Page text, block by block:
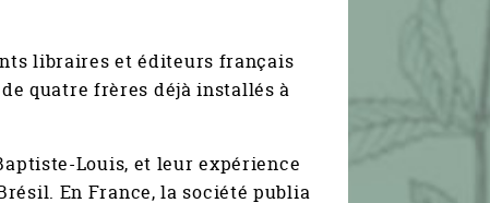
libraires et éditeurs français
quatre frères déjà installés à
Louis, et leur expérience
En France, la société publia